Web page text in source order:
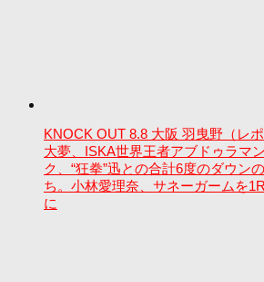
KNOCK OUT 8.8 大阪 羽曳野（レ
大夢、ISKA世界王者アブドゥラマ
ク、“狂拳”迅との合計6度のダウン
ち。小林愛理奈、サネーガームを
に